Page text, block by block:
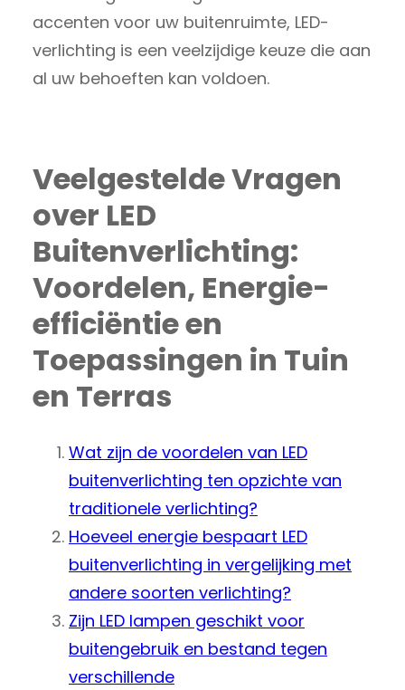
accenten voor uw buitenruimte, LED-
verlichting is een veelzijdige keuze die aan
al uw behoeften kan voldoen.
Veelgestelde Vragen
over LED
Buitenverlichting:
Voordelen, Energie-
efficiëntie en
Toepassingen in Tuin
en Terras
Wat zijn de voordelen van LED
buitenverlichting ten opzichte van
traditionele verlichting?
Hoeveel energie bespaart LED
buitenverlichting in vergelijking met
andere soorten verlichting?
Zijn LED lampen geschikt voor
buitengebruik en bestand tegen
verschillende